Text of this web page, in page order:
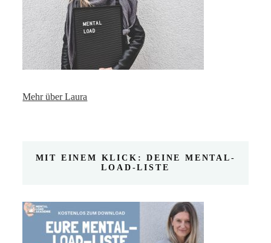
Mehr über Laura
MIT EINEM KLICK: DEINE MENTAL-
LOAD-LISTE